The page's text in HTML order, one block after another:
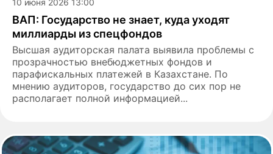
ВАП: Государство не знает, куда уходят
миллиарды из спецфондов
Высшая аудиторская палата выявила проблемы с
прозрачностью внебюджетных фондов и
парафискальных платежей в Казахстане. По
мнению аудиторов, государство до сих пор не
располагает полной информацией...